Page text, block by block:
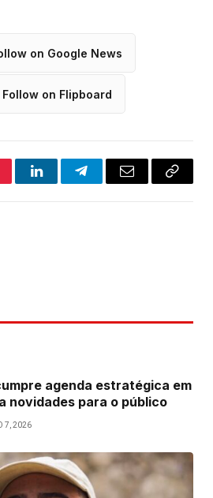
on Google News
Follow on Flipboard
LinkedInTelegramEmail
Copy
agenda estratégica em
novidades para o público
7, 2026